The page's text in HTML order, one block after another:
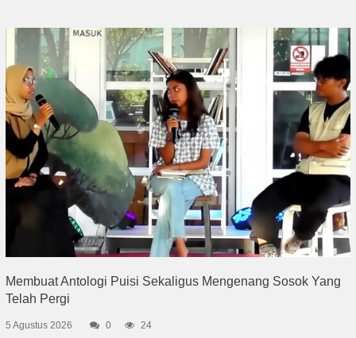
Membuat Antologi Puisi Sekaligus Mengenang Sosok Yang
Telah Pergi
5 Agustus 2026 0 24